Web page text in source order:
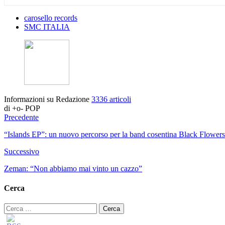
carosello records
SMC ITALIA
Informazioni su Redazione 3336 articoli
di +o- POP
Precedente
“Islands EP”: un nuovo percorso per la band cosentina Black
Successivo
Zeman: “Non abbiamo mai vinto un cazzo”
Cerca
Ricerca
per: